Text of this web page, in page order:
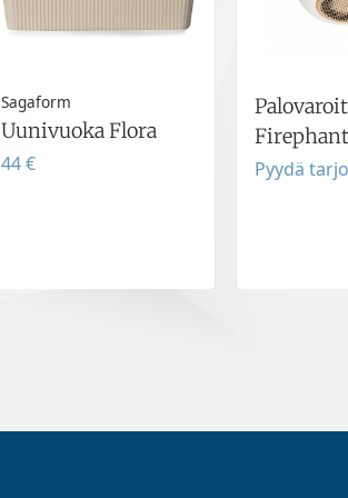
Sagaform
Uunivuoka Flora
44 €
Firephant
Pyydä